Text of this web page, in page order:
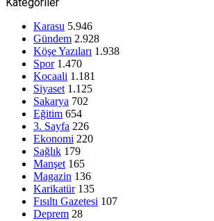
Kategoriler
Karasu 5.946
Gündem 2.928
Köşe Yazıları 1.938
Spor 1.470
Kocaali 1.181
Siyaset 1.125
Sakarya 702
Eğitim 654
3. Sayfa 226
Ekonomi 220
Sağlık 179
Manşet 165
Magazin 136
Karikatür 135
Fısıltı Gazetesi 107
Deprem 28